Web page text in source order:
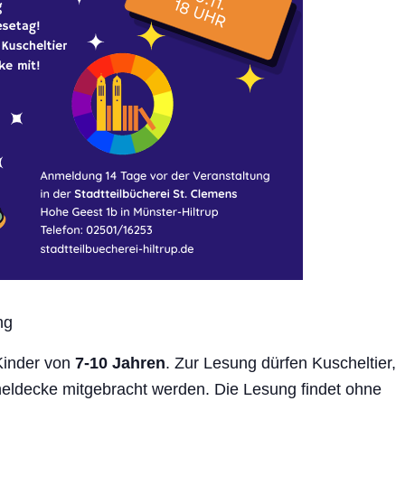
von 7-10 Jahren. Zur Lesung dürfen Kuscheltier,
mitgebracht werden. Die Lesung findet ohne